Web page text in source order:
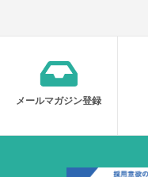
メールマガジン登録